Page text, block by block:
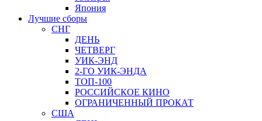
Япония
Лучшие сборы
СНГ
ДЕНЬ
ЧЕТВЕРГ
УИК-ЭНД
2-ГО УИК-ЭНДА
ТОП-100
РОССИЙСКОЕ КИНО
ОГРАНИЧЕННЫЙ ПРОКАТ
США